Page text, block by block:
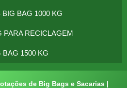
BIG BAG 1000 KG
PARA RECICLAGEM
BAG 1500 KG
de Big Bags e Sacarias |